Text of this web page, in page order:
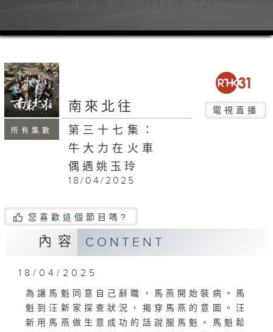
所有集數
南來北往 電視直播
第三十七集：
牛大力在火車
偶遇姚玉玲
18/04/2025
您喜歡這個節目嗎?
內容 CONTENT
18/04/2025
為讓馬魁同意自己辭職，馬燕開始裝病。馬
魁到汪新家探查狀況，揭穿馬燕的意圖。汪
新用馬燕做生意成功的話說服馬魁。馬魁鬆